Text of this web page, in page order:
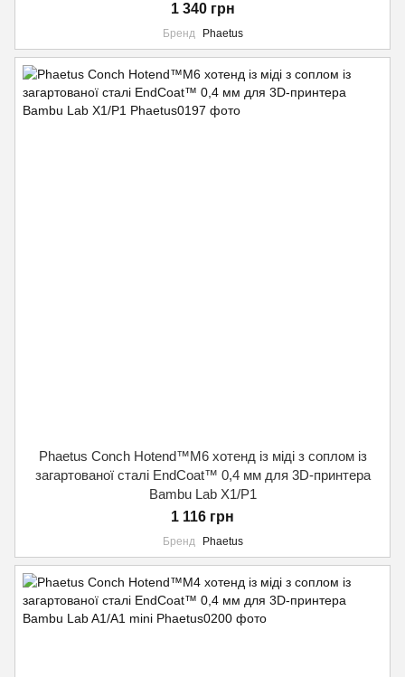
1 340 грн
Бренд Phaetus
Phaetus Conch Hotend™M6 хотенд із міді з соплом із
загартованої сталі EndCoat™ 0,4 мм для 3D-принтера
Bambu Lab X1/P1
1 116 грн
Бренд Phaetus